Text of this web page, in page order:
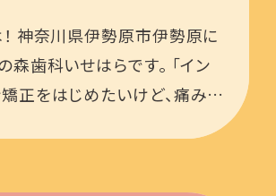
！ 神奈川県伊勢原市伊勢原に
森歯科いせはらです。 「イン
正をはじめたいけど、痛みは
」「痛みが長引いたらどうしよ